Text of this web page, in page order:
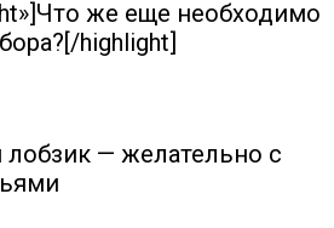
же еще необходимо
highlight]
— желательно с